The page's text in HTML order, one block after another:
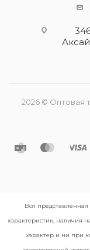
2026 © Оптовая
Вся
характеристик, наличия
характер и ни при